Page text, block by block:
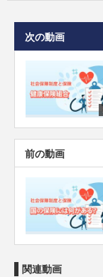
次の動画
前の動画
関連動画